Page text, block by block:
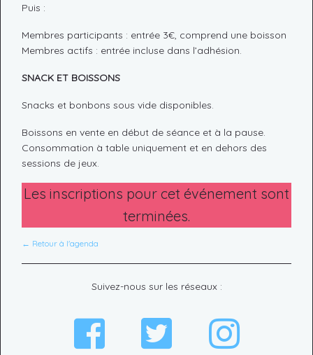
Puis :
Membres participants : entrée 3€, comprend une boisson
Membres actifs : entrée incluse dans l’adhésion.
SNACK ET BOISSONS
Snacks et bonbons sous vide disponibles.
Boissons en vente en début de séance et à la pause.
Consommation à table uniquement et en dehors des
sessions de jeux.
Les inscriptions pour cet événement sont
terminées.
← Retour à l'agenda
Suivez-nous sur les réseaux :